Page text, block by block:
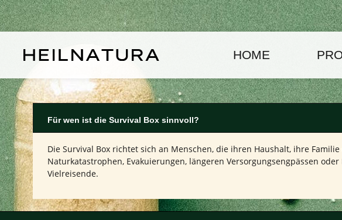
Hauptinhalt springen
Zur Hauptnavigation springen
HOME
Für wen ist die Survival Box sinnvoll?
Die Survival Box richtet sich an Menschen, die ihren Haushalt, ihre
Naturkatastrophen, Evakuierungen, längeren Versorgungsengpässen
Vielreisende.